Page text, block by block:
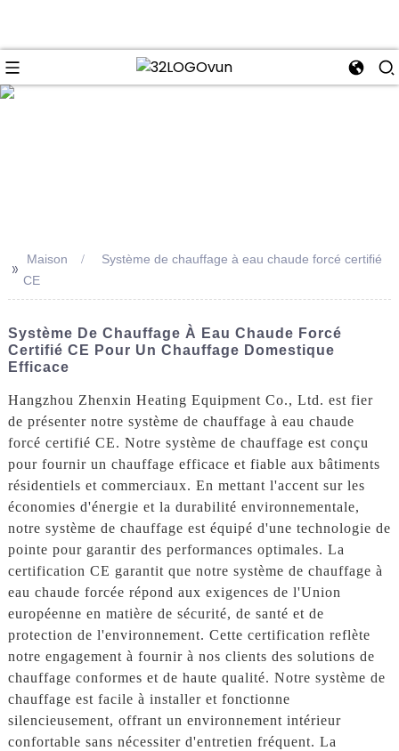
>> Maison
Système de chauffage à eau chaude forcé certifié
CE
Système De Chauffage À Eau Chaude Forcé
Certifié CE Pour Un Chauffage Domestique
Efficace
Hangzhou Zhenxin Heating Equipment Co., Ltd. est fier
de présenter notre système de chauffage à eau chaude
forcé certifié CE. Notre système de chauffage est conçu
pour fournir un chauffage efficace et fiable aux bâtiments
résidentiels et commerciaux. En mettant l'accent sur les
économies d'énergie et la durabilité environnementale,
notre système de chauffage est équipé d'une technologie de
pointe pour garantir des performances optimales. La
certification CE garantit que notre système de chauffage à
eau chaude forcée répond aux exigences de l'Union
européenne en matière de sécurité, de santé et de
protection de l'environnement. Cette certification reflète
notre engagement à fournir à nos clients des solutions de
chauffage conformes et de haute qualité. Notre système de
chauffage est facile à installer et fonctionne
silencieusement, offrant un environnement intérieur
confortable sans nécessiter d'entretien fréquent. La